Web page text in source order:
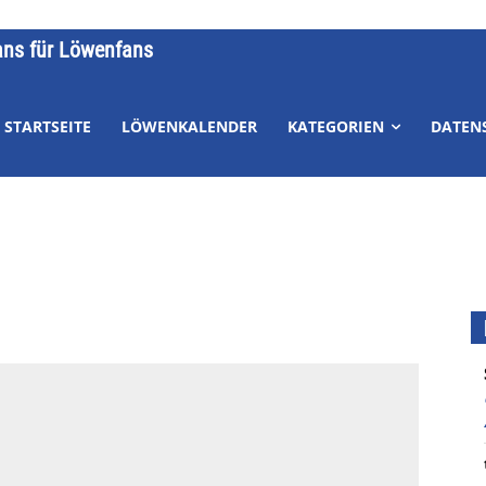
für Löwenfans
STARTSEITE LÖWENKALENDER KATEGORIEN